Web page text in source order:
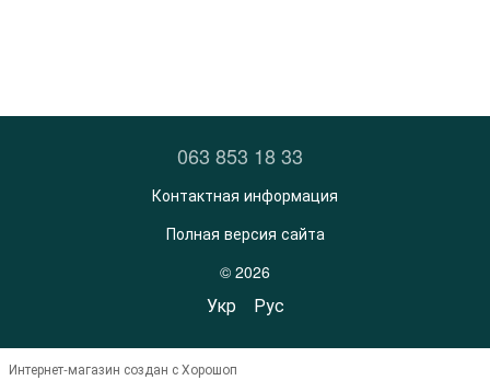
063 853 18 33
Контактная информация
Полная версия сайта
© 2026
Укр Рус
Интернет-магазин создан с Хорошоп